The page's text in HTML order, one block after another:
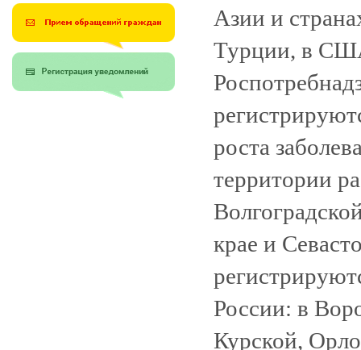
Азии и
Турции, в
роста
территории
крае и
России: в
Курской,